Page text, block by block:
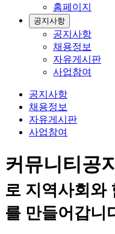
홈페이지
공지사항
공지사항
채용정보
자유게시판
사업참여
공지사항
채용정보
자유게시판
사업참여
커뮤니티공
로 지역사회와
를 만들어갑니